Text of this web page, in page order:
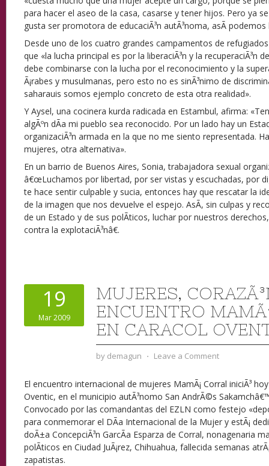
para hacer el aseo de la casa, casarse y tener hijos. Pero ya
gusta ser promotora de educaciÃ³n autÃ³noma, asÃ­ podemos
Desde uno de los cuatro grandes campamentos de
que «la lucha principal es por la liberaciÃ³n y la recuperaciÃ³n
debe combinarse con la lucha por el reconocimiento y la
Ã¡rabes y musulmanas, pero esto no es sinÃ³nimo de
saharauis somos ejemplo concreto de esta otra realidad».
Y Aysel, una cocinera kurda radicada en Estambul, afirma:
algÃºn dÃ­a mi pueblo sea reconocido. Por un lado hay un
organizaciÃ³n armada en la que no me siento representada.
mujeres, otra alternativa».
En un barrio de Buenos Aires, Sonia, trabajadora sexual
â€œLuchamos por libertad, por ser vistas y escuchadas, por
te hace sentir culpable y sucia, entonces hay que rescatar la
de la imagen que nos devuelve el espejo. AsÃ­, sin culpas y
de un Estado y de sus polÃ­ticos, luchar por nuestros
contra la explotaciÃ³nâ€.
19
Mar 2009
MUJERES,
ENCUENTRO
EN CARACOL
by demagun ⋅ Leave a Comment
El encuentro internacional de mujeres MamÃ¡ Corral iniciÃ³
Oventic, en el municipio autÃ³nomo San AndrÃ©s
Convocado por las comandantas del EZLN como festejo
para conmemorar el DÃ­a Internacional de la Mujer y estÃ¡
doÃ±a ConcepciÃ³n GarcÃ­a Esparza de Corral, nonagenaria
polÃ­ticos en Ciudad JuÃ¡rez, Chihuahua, fallecida semanas
zapatistas.